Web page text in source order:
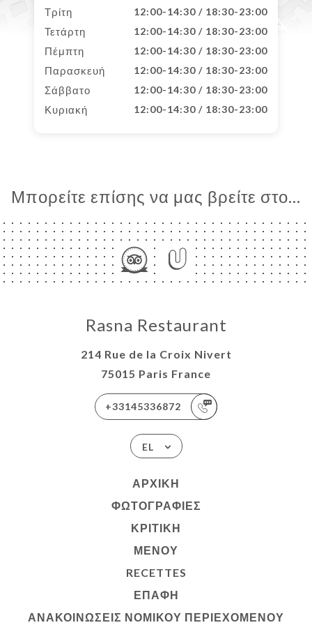
Τρίτη 12:00-14:30 / 18:30-23:00
Τετάρτη 12:00-14:30 / 18:30-23:00
Πέμπτη 12:00-14:30 / 18:30-23:00
Παρασκευή 12:00-14:30 / 18:30-23:00
Σάββατο 12:00-14:30 / 18:30-23:00
Κυριακή 12:00-14:30 / 18:30-23:00
Μπορείτε επίσης να μας βρείτε στο...
Rasna Restaurant
214 Rue de la Croix Nivert
75015 Paris France
+33145336872
EL
ΑΡΧΙΚΉ
ΦΩΤΟΓΡΑΦΊΕΣ
ΚΡΙΤΙΚΉ
ΜΕΝΟΎ
RECETTES
ΕΠΑΦΉ
ΑΝΑΚΟΙΝΏΣΕΙΣ ΝΟΜΙΚΟΎ ΠΕΡΙΕΧΟΜΈΝΟΥ